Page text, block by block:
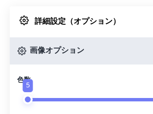
Googleドライブから
詳細設定（オプション）
画像オプション
色数
5